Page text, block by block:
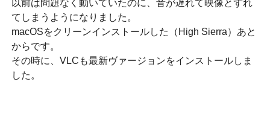
以前は問題なく動いていたのに、音が遅れて映像とずれ
てしまうようになりました。
macOSをクリーンインストールした（High Sierra）あと
からです。
その時に、VLCも最新ヴァージョンをインストールしま
した。